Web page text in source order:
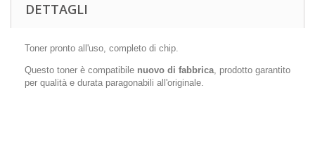
DETTAGLI
Toner pronto all'uso, completo di chip.
Questo toner è compatibile nuovo di fabbrica, prodotto garantito
per qualità e durata paragonabili all'originale.